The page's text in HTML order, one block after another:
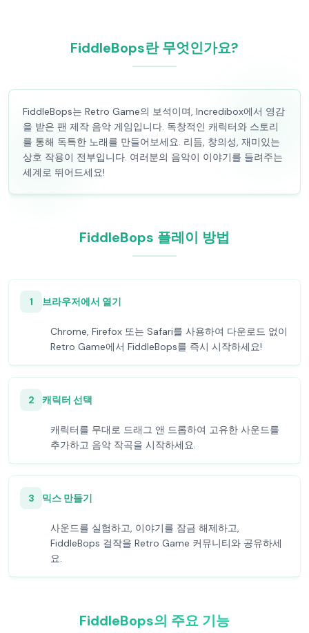
FiddleBops란 무엇인가요?
FiddleBops는 Retro Game의 보석이며, Incredibox에서 영감
을 받은 팬 제작 음악 게임입니다. 독창적인 캐릭터와 스토리
를 통해 독특한 노래를 만들어보세요. 리듬, 창의성, 재미있는
상호 작용이 전부입니다. 여러분의 음악이 이야기를 들려주는
세계로 뛰어드세요!
FiddleBops 플레이 방법
1 브라우저에서 열기
Chrome, Firefox 또는 Safari를 사용하여 다운로드 없이
Retro Game에서 FiddleBops를 즉시 시작하세요!
2 캐릭터 선택
캐릭터를 무대로 드래그 앤 드롭하여 고유한 사운드를
추가하고 음악 작곡을 시작하세요.
3 믹스 만들기
사운드를 실험하고, 이야기를 잠금 해제하고,
FiddleBops 걸작을 Retro Game 커뮤니티와 공유하세
요.
FiddleBops의 주요 기능